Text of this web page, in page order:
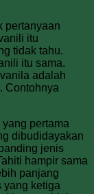
pertanyaan
itu
tidak tahu.
itu sama.
adalah
Contohnya
pertama
dibudidayakan
jenis
hampir sama
panjang
yang ketiga